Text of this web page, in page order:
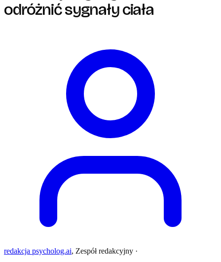
odróżnić sygnały ciała
redakcja psycholog.ai, Zespół redakcyjny ·